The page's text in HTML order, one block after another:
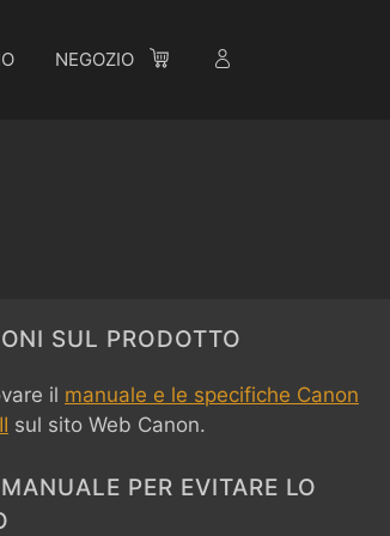
NEGOZIO
SUL PRODOTTO
il manuale e le specifiche Canon
sul sito Web Canon.
PER EVITARE LO